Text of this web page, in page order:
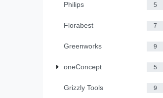
Philips 5
Florabest 7
Greenworks 9
oneConcept 5
Grizzly Tools 9